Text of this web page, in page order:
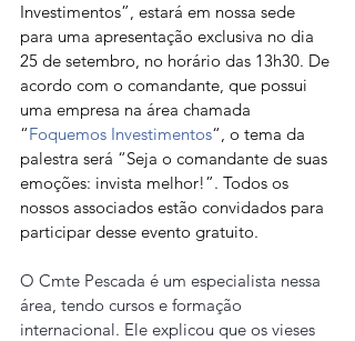
Investimentos”, estará em nossa sede
para uma apresentação exclusiva no dia
25 de setembro, no horário das 13h30. De
acordo com o comandante, que possui
uma empresa na área chamada
“Foquemos Investimentos“, o tema da
palestra será “Seja o comandante de suas
emoções: invista melhor!”. Todos os
nossos associados estão convidados para
participar desse evento gratuito.
O Cmte Pescada é um especialista nessa
área, tendo cursos e formação
internacional. Ele explicou que os vieses